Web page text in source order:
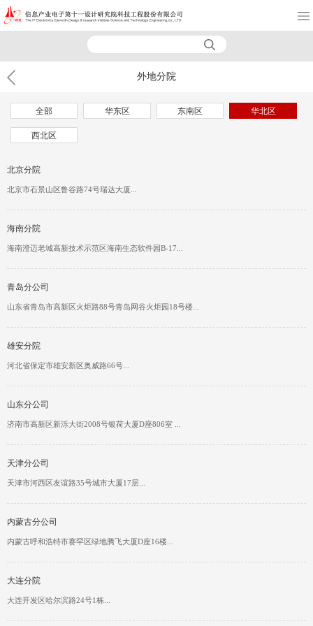
外地分院
全部 华东区 东南区 华北区
西北区
北京分院
北京市石景山区鲁谷路74号瑞达大厦...
海南分院
海南澄迈老城高新技术示范区海南生态软件园B-17...
青岛分公司
山东省青岛市高新区火炬路88号青岛网谷火炬园18号楼...
雄安分院
河北省保定市雄安新区奥威路66号...
山东分公司
济南市高新区新泺大街2008号银荷大厦D座806室 ...
天津分公司
天津市河西区友谊路35号城市大厦17层...
内蒙古分公司
内蒙古呼和浩特市赛罕区绿地腾飞大厦D座16楼...
大连分院
大连开发区哈尔滨路24号1栋...